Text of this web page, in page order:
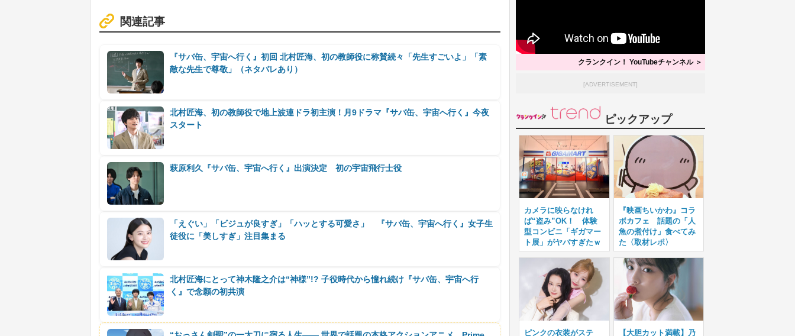
関連記事
『サバ缶、宇宙へ行く』初回 北村匠海、初の教師役に称賛続々「先生すごいよ」「素
敵な先生で尊敬」（ネタバレあり）
北村匠海、初の教師役で地上波連ドラ初主演！月9ドラマ『サバ缶、宇宙へ行く』今夜
スタート
萩原利久『サバ缶、宇宙へ行く』出演決定 初の宇宙飛行士役
「えぐい」「ビジュが良すぎ」「ハッとする可愛さ」 『サバ缶、宇宙へ行く』女子生
徒役に「美しすぎ」注目集まる
北村匠海にとって神木隆之介は“神様”!? 子役時代から憧れ続け『サバ缶、宇宙へ行
く』で念願の初共演
クランクイン！ YouTubeチャンネル ＞
[ADVERTISEMENT]
ピックアップ
カメラに映らなけれ
ば“盗み”OK！ 体験
型コンビニ「ギガマー
ト展」がヤバすぎたｗ
『映画ちいかわ』コラ
ボカフェ 話題の「人
魚の煮付け」食べてみ
た〈取材レポ〉
ピンクの衣装がステ 【大胆カット満載】乃